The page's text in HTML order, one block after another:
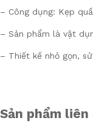
– Công dụng: Kẹp
– Sản phẩm là vật
– Thiết kế nhỏ gọn,
Sản phẩm liên